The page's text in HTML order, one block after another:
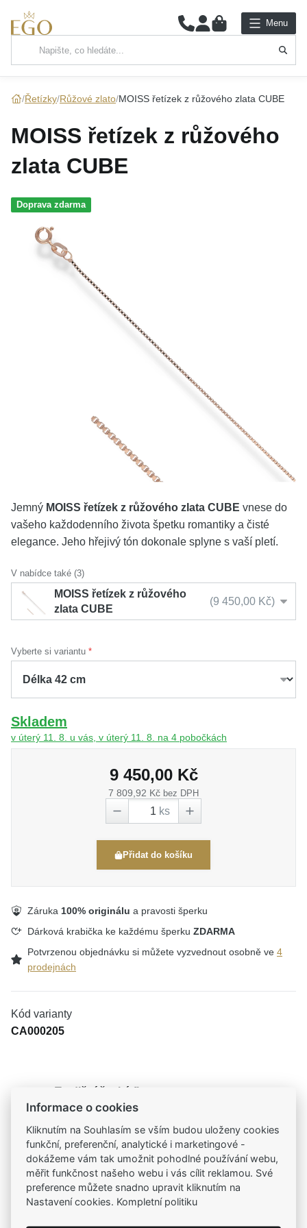
0 Menu
Hlavní kategorie
NÁUŠNICE
Slovensko
Řetízky Růžové zlato MOISS řetízek z růžového zlata CUBE
MOISS řetízek z růžového
zlata CUBE
Doprava zdarma
Jemný MOISS řetízek z růžového zlata CUBE vnese do
vašeho každodenního života špetku romantiky a čisté
elegance. Jeho hřejivý tón dokonale splyne s vaší pletí.
V nabídce také (3)
MOISS řetízek z růžového
zlata CUBE
9 450,00 Kč
Vyberte si variantu
Skladem
v úterý 11. 8. u vás, v úterý 11. 8. na 4 pobočkách
9 450,00 Kč
7 809,92 Kč bez DPH
ks
Přidat do košíku
Záruka 100% originálu a pravosti šperku
Dárková krabička ke každému šperku ZDARMA
Potvrzenou objednávku si můžete vyzvednout osobně ve 4
prodejnách
Kód varianty
CA000205
Tradiční česká firma
Už od roku 2001 jsme součástí vašich příběhů
Široký výběr produktů
Na našem e-shopu máte výběr z tisíců šperků
Garance vysoké kvality
Informace o cookies
Kliknutím na Souhlasím se vším budou uloženy cookies
funkční, preferenční, analytické i marketingové -
dokážeme vám tak umožnit pohodlné používání webu,
měřit funkčnost našeho webu i vás cílit reklamou. Své
preference můžete snadno upravit kliknutím na
Nastavení cookies. Kompletní politiku